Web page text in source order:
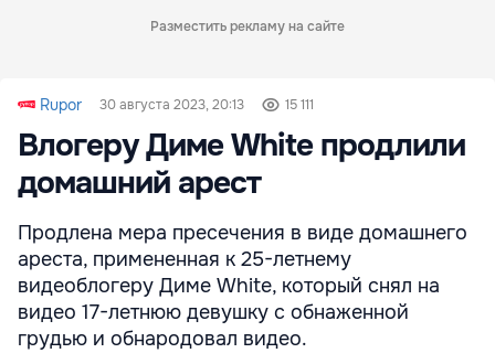
Разместить рекламу на сайте
Rupor 30 августа 2023, 20:13 15 111
Влогеру Диме White продлили
домашний арест
Продлена мера пресечения в виде домашнего
ареста, примененная к 25-летнему
видеоблогеру Диме White, который снял на
видео 17-летнюю девушку с обнаженной
грудью и обнародовал видео.